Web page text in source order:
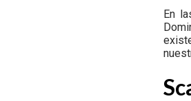
En